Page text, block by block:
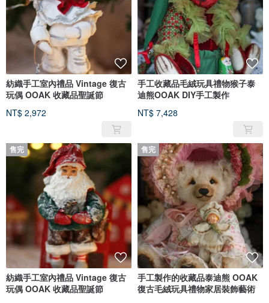
紡織手工室內禮品 Vintage 復古
玩偶 OOAK 收藏品聖誕節
NT$ 2,972
手工收藏品毛絨玩具禮物猴子泰
迪熊OOAK DIY手工製作
NT$ 7,428
售完
紡織手工室內禮品 Vintage 復古
玩偶 OOAK 收藏品聖誕節
售完
手工製作的收藏品泰迪熊 OOAK
復古毛絨玩具禮物家居裝飾藝術